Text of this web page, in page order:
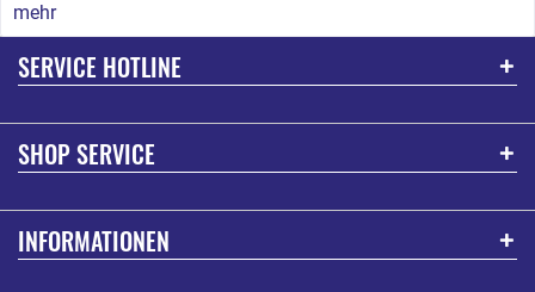
mehr
SERVICE HOTLINE
SHOP SERVICE
INFORMATIONEN